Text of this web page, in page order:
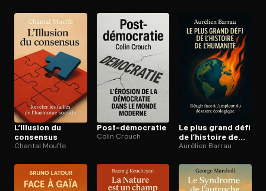
L’Illusion du
consensus
Chantal Mouffe
Post-démocratie
Colin Crouch
Le plus grand défi
de l’histoire de
l’humanité
Aurélien Barrau